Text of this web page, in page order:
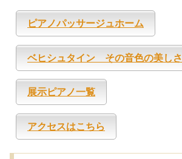
ピアノパッサージュホーム
ベヒシュタイン その音色の美しさ
展示ピアノ一覧
アクセスはこちら